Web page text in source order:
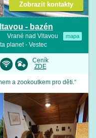
- bazén
Vrané nad Vltavou mapa
planet - Vestec
Zobrazit kontakty
Ceník
ZDE
a zookoutkem pro děti.“